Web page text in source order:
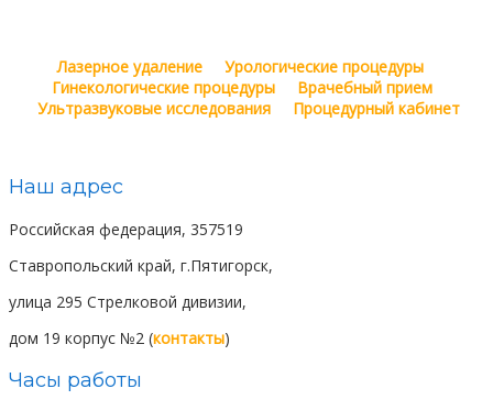
Лазерное удаление
Урологические процедуры
Гинекологические процедуры
Врачебный прием
Ультразвуковые исследования
Процедурный кабинет
Наш адрес
Российская федерация, 357519
Ставропольский край, г.Пятигорск,
улица 295 Стрелковой дивизии,
дом 19 корпус №2 (контакты)
Часы работы